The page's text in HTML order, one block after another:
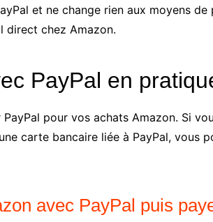
et ne change rien aux moyens
direct chez Amazon.
PayPal en
pour vos achats Amazon. Si
carte bancaire liée à PayPal, vous
avec PayPal puis